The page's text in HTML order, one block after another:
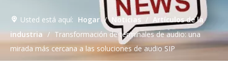
Usted está aquí: Hogar / Noticias / Artículos de la
industria / Transformación de terminales de audio: una
mirada más cercana a las soluciones de audio SIP